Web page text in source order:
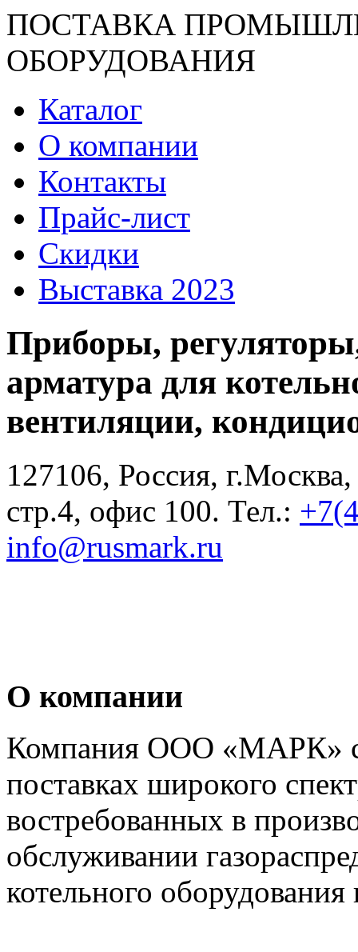
ПОСТАВКА
ОБОРУДОВАНИЯ
Каталог
О компании
Контакты
Прайс-лист
Скидки
Выставка 2023
Приборы,
арматура для
вентиляции,
127106, Россия,
стр.4, офис 100. Тел.:
info@rusmark.ru
О компании
Компания ООО «МАРК» с
поставках широкого
востребованных в
обслуживании
котельного оборудования